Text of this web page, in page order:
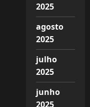
2025
agosto
2025
julho
2025
junho
2025